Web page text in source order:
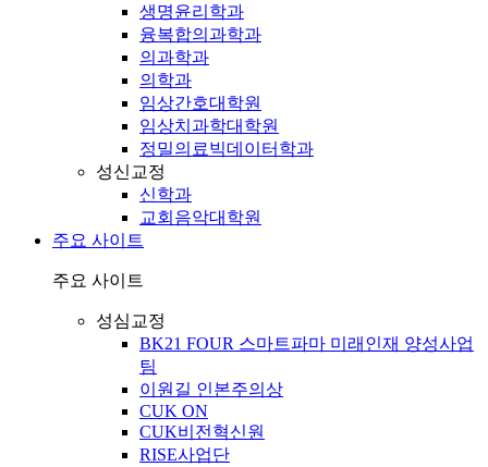
생명윤리학과
융복합의과학과
의과학과
의학과
임상간호대학원
임상치과학대학원
정밀의료빅데이터학과
성신교정
신학과
교회음악대학원
주요 사이트
주요 사이트
성심교정
BK21 FOUR 스마트파마 미래인재 양성사업
팀
이원길 인본주의상
CUK ON
CUK비전혁신원
RISE사업단